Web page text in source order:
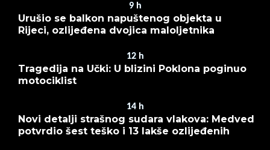
9 h
Urušio se balkon napuštenog objekta u
Rijeci, ozlijeđena dvojica maloljetnika
12 h
Tragedija na Učki: U blizini Poklona poginuo
motociklist
14 h
Novi detalji strašnog sudara vlakova: Medved
potvrdio šest teško i 13 lakše ozlijeđenih